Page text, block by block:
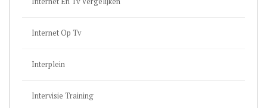
Internet Op Tv
Interplein
Intervisie Training